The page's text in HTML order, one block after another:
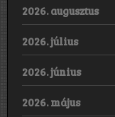
2026. augusztus
2026. július
2026. június
2026. május